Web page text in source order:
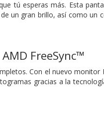
tú esperas más. Esta
un gran brillo, así como un
FreeSync™
Con el nuevo monitor
gracias a la